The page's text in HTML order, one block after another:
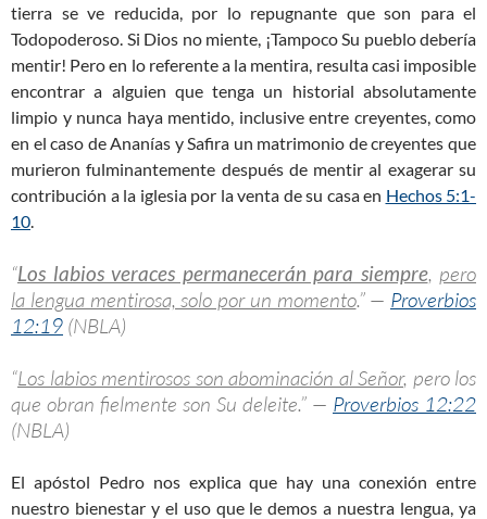
tierra se ve reducida, por lo repugnante que son para el
Todopoderoso. Si Dios no miente, ¡Tampoco Su pueblo debería
mentir! Pero en lo referente a la mentira, resulta casi imposible
encontrar a alguien que tenga un historial absolutamente
limpio y nunca haya mentido, inclusive entre creyentes, como
en el caso de Ananías y Safira un matrimonio de creyentes que
murieron fulminantemente después de mentir al exagerar su
contribución a la iglesia por la venta de su casa en Hechos 5:1-
10.
“Los labios veraces permanecerán para siempre, pero
la lengua mentirosa, solo por un momento.” — Proverbios
12:19 (NBLA)
“Los labios mentirosos son abominación al Señor, pero los
que obran fielmente son Su deleite.” — Proverbios 12:22
(NBLA)
El apóstol Pedro nos explica que hay una conexión entre
nuestro bienestar y el uso que le demos a nuestra lengua, ya